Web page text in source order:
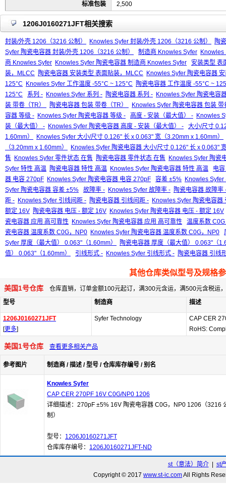
标准包装
2,500
1206J0160271JFT相关搜索
封装/外壳 1206（3216 公制） Knowles Syfer 封装/外壳 1206（3216 公制）
陶
Syfer 陶瓷电容器 封装/外壳 1206（3216 公制）
制造商 Knowles Syfer Knowles
商 Knowles Syfer Knowles Syfer 陶瓷电容器 制造商 Knowles Syfer
安装类型 表
装，MLCC
陶瓷电容器 安装类型 表面贴装，MLCC
Knowles Syfer 陶瓷电容器
125°C
Knowles Syfer 工作温度 -55°C ~ 125°C
陶瓷电容器 工作温度 -55°C ~
125°C
系列 - Knowles Syfer 系列 - 陶瓷电容器 系列 - Knowles Syfer 陶瓷电容
装 带卷（TR）
陶瓷电容器 包装 带卷（TR）
Knowles Syfer 陶瓷电容器 包装
容器 等级 - Knowles Syfer 陶瓷电容器 等级 - 高度 - 安装（最大值） - Knowles
装（最大值） - Knowles Syfer 陶瓷电容器 高度 - 安装（最大值） -
大小/尺寸
1.60mm）
Knowles Syfer 大小/尺寸 0.126" 长 x 0.063" 宽（3.20mm x 1.60mm）
（3.20mm x 1.60mm）
Knowles Syfer 陶瓷电容器 大小/尺寸 0.126" 长 x 0.063"
售
Knowles Syfer 零件状态 在售 陶瓷电容器 零件状态 在售
Knowles Syfer 陶瓷
Syfer 特性 高温
陶瓷电容器 特性 高温 Knowles Syfer 陶瓷电容器 特性 高温
电
器 电容 270pF Knowles Syfer 陶瓷电容器 电容 270pF 容差 ±5% Knowles Syfer
Syfer 陶瓷电容器 容差 ±5%
故障率 - Knowles Syfer 故障率 - 陶瓷电容器 故障率
距 - Knowles Syfer 引线间距 - 陶瓷电容器 引线间距 - Knowles Syfer 陶瓷电容器
额定 16V 陶瓷电容器 电压 - 额定 16V Knowles Syfer 陶瓷电容器 电压 - 额定 16V
瓷电容器 应用 高可靠性
Knowles Syfer 陶瓷电容器 应用 高可靠性
温度系数
瓷电容器 温度系数 C0G，NP0 Knowles Syfer 陶瓷电容器 温度系数 C0G，NP0
Syfer 厚度（最大值） 0.063"（1.60mm）
陶瓷电容器 厚度（最大值） 0.063"（
值） 0.063"（1.60mm）
引线形式 - Knowles Syfer 引线形式 - 陶瓷电容器 引线
其他仓库类似型号及规格
美国1号仓库 仓库直销，订单金额100元起订，满300元含运，满500元含税运
型号
制造商 描述
1206J0160271JFT
[更多]
Syfer Technology
CAP CER
RoHS:
美国1号仓库 查看更多相关产品
参考图片 制造商 / 描述 / 型号 / 仓库库存编号 / 别名
Knowles Syfer
CAP CER 270PF 16V C0G/NP0 1206
详细描述：270pF ±5% 16V 陶瓷电容器 C0G，NP0 1206（3216
制）
型号： 1206J0160271JFT
仓库库存编号： 1206J0160271JFT-ND
st（意法）简介| st
Copyright © 2017 www.st-ic.comAll Rights